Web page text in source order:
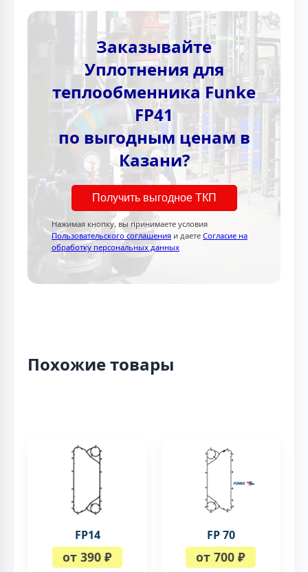
Заказывайте
Уплотнения для
теплообменника Funke
FP41
по выгодным ценам в
Казани?
Получить выгодное ТКП
Нажимая кнопку, вы принимаете условия
Пользовательского соглашения и даете Согласие на
обработку персональных данных
Похожие товары
FP14
от 390 ₽
FP 70
от 700 ₽